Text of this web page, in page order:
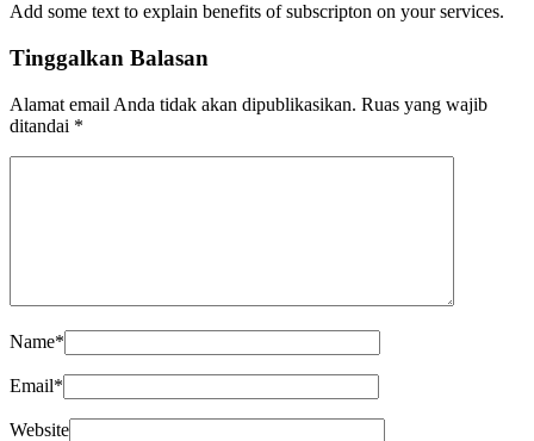
Add some text to explain benefits of subscripton on your services.
Tinggalkan Balasan
Alamat email Anda tidak akan dipublikasikan. Ruas yang wajib
ditandai *
Name*
Email*
Website